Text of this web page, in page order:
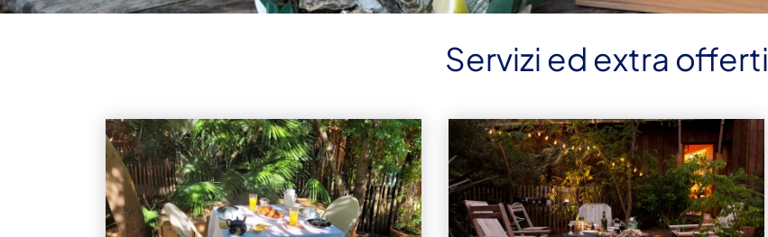
Servizi ed extra offerti